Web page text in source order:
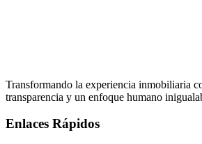
Transformando la experiencia inmobiliaria
transparencia y un enfoque humano
Enlaces Rápidos